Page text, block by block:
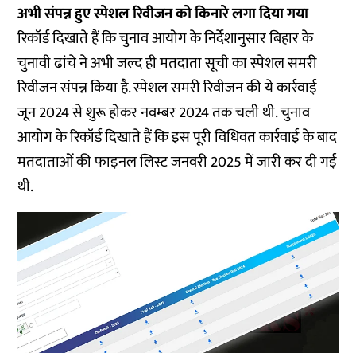
अभी संपन्न हुए स्पेशल रिवीजन को किनारे लगा दिया गया
रिकॉर्ड दिखाते हैं कि चुनाव आयोग के निर्देशानुसार बिहार के
चुनावी ढांचे ने अभी जल्द ही मतदाता सूची का स्पेशल समरी
रिवीजन संपन्न किया है. स्पेशल समरी रिवीजन की ये कार्रवाई
जून 2024 से शुरू होकर नवम्बर 2024 तक चली थी. चुनाव
आयोग के रिकॉर्ड दिखाते हैं कि इस पूरी विधिवत कार्रवाई के बाद
मतदाताओं की फाइनल लिस्ट जनवरी 2025 में जारी कर दी गई
थी.